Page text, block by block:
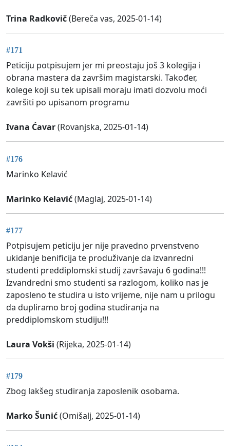
Trina Radkovič(Bereča vas, 2025-01-14)
#171
Peticiju potpisujem jer mi preostaju još 3 kolegija i
obrana mastera da završim magistarski. Također,
kolege koji su tek upisali moraju imati dozvolu moći
završiti po upisanom programu
Ivana Ćavar(Rovanjska, 2025-01-14)
#176
Marinko Kelavić
Marinko Kelavić(Maglaj, 2025-01-14)
#177
Potpisujem peticiju jer nije pravedno prvenstveno
ukidanje benificija te produživanje da izvanredni
studenti preddiplomski studij završavaju 6 godina!!!
Izvandredni smo studenti sa razlogom, koliko nas je
zaposleno te studira u isto vrijeme, nije nam u prilogu
da dupliramo broj godina studiranja na
preddiplomskom studiju!!!
Laura Vokši (Rijeka, 2025-01-14)
#179
Zbog lakšeg studiranja zaposlenik osobama.
Marko Šunić(Omišalj, 2025-01-14)